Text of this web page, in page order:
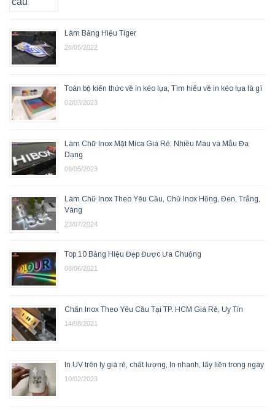
Làm Bảng Hiệu Tiger
26/05/2022
Toàn bộ kiến thức về in kéo lụa, Tìm hiểu về in kéo lụa là gì
02/03/2023
Làm Chữ Inox Mặt Mica Giá Rẻ, Nhiều Màu và Mẫu Đa
Dạng
09/05/2023
Làm Chữ Inox Theo Yêu Cầu, Chữ Inox Hồng, Đen, Trắng,
Vàng
23/07/2024
Top 10 Bảng Hiệu Đẹp Được Ưa Chuộng
08/06/2021
Chấn Inox Theo Yêu Cầu Tại TP. HCM Giá Rẻ, Uy Tín
14/08/2021
In UV trên ly giá rẻ, chất lượng, In nhanh, lấy liền trong ngày
10/02/2023